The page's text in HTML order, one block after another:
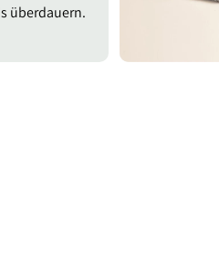
überdauern.